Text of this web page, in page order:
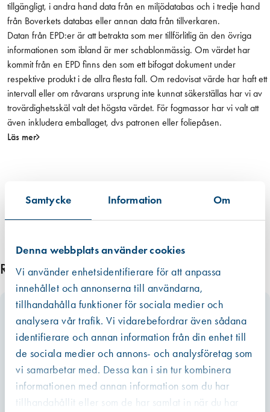
Samtycke Information Om
Denna webbplats använder cookies
Vi använder enhetsidentifierare för att anpassa
innehållet och annonserna till användarna,
tillhandahålla funktioner för sociala medier och
analysera vår trafik. Vi vidarebefordrar även sådana
identifierare och annan information från din enhet till
de sociala medier och annons- och analysföretag som
vi samarbetar med. Dessa kan i sin tur kombinera
informationen med annan information som du har
tillhandahållit eller som de har samlat in när du har
tillgängligt, i andra hand data från en miljödatabas och i tredje hand
från Boverkets databas eller annan data från tillverkaren.
Datan från EPD:er är att betrakta som mer tillförlitlig än den övriga
informationen som ibland är mer schablonmässig. Om värdet har
kommit från en EPD finns den som ett bifogat dokument under
respektive produkt i de allra flesta fall. Om redovisat värde har haft ett
intervall eller om råvarans ursprung inte kunnat säkerställas har vi av
trovärdighetsskäl valt det högsta värdet. För fogmassor har vi valt att
även inkludera emballaget, dvs patronen eller foliepåsen.
Läs mer
Relaterade produkter